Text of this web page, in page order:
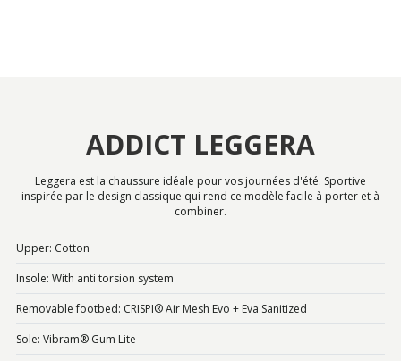
ADDICT LEGGERA
Leggera est la chaussure idéale pour vos journées d'été. Sportive
inspirée par le design classique qui rend ce modèle facile à porter et à
combiner.
Upper: Cotton
Insole: With anti torsion system
Removable footbed: CRISPI® Air Mesh Evo + Eva Sanitized
Sole: Vibram® Gum Lite